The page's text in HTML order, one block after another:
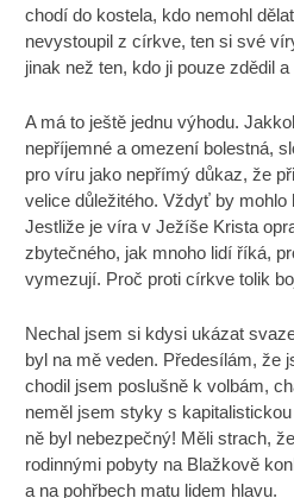
chodí do kostela, kdo nemohl
nevystoupil z církve, ten si své
jinak než ten, kdo ji pouze zdědil
A má to ještě jednu výhodu.
nepříjemné a omezení bolestná,
pro víru jako nepřímý důkaz, že
velice důležitého. Vždyť by mohlo
Jestliže je víra v Ježíše Krista
zbytečného, jak mnoho lidí říká,
vymezují. Proč proti církve tolik
Nechal jsem si kdysi ukázat
byl na mě veden. Předesílám, že
chodil jsem poslušně k volbám,
neměl jsem styky s
ně byl nebezpečný! Měli strach,
rodinnými pobyty na Blažkově
a na pohřbech matu lidem hlavu.